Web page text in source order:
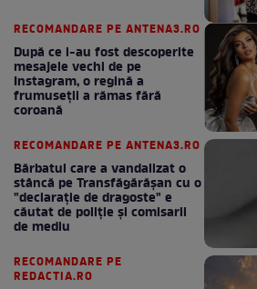
RECOMANDARE PE ANTENA3.RO
După ce i-au fost descoperite
mesajele vechi de pe
Instagram, o regină a
frumuseții a rămas fără
coroană
RECOMANDARE PE ANTENA3.RO
Bărbatul care a vandalizat o
stâncă pe Transfăgărășan cu o
"declaraţie de dragoste" e
căutat de poliție și comisarii
de mediu
RECOMANDARE PE
REDACTIA.RO